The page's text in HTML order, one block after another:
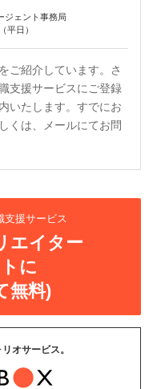
ジェント事務局
平日）
ご紹介しています。さ
支援サービスにご登録
いたします。すでにお
くは、メールにてお問
支援サービス
エイター
に
無料)
オサービス。